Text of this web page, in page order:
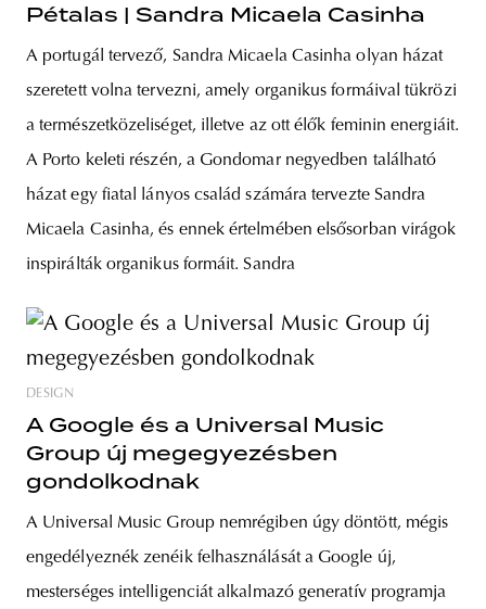
Pétalas | Sandra Micaela Casinha
A portugál tervező, Sandra Micaela Casinha olyan házat
szeretett volna tervezni, amely organikus formáival tükrözi
a természetközeliséget, illetve az ott élők feminin energiáit.
A Porto keleti részén, a Gondomar negyedben található
házat egy fiatal lányos család számára tervezte Sandra
Micaela Casinha, és ennek értelmében elsősorban virágok
inspirálták organikus formáit. Sandra
DESIGN
A Google és a Universal Music
Group új megegyezésben
gondolkodnak
A Universal Music Group nemrégiben úgy döntött, mégis
engedélyeznék zenéik felhasználását a Google új,
mesterséges intelligenciát alkalmazó generatív programja